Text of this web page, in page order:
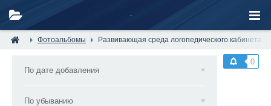
Фотоальбомы Развивающая среда логопедического кабинета
0
По дате добавления
По убыванию